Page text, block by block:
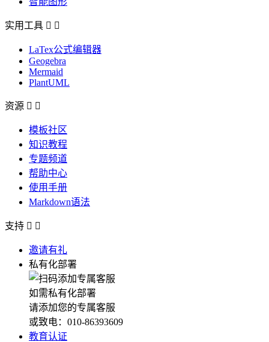
实用工具  
LaTex公式编辑器
Geogebra
Mermaid
PlantUML
资源  
模板社区
知识教程
专题频道
帮助中心
使用手册
Markdown语法
支持  
邀请有礼
私有化部署
如需私有化部署
请添加您的专属客服
或致电：010-86393609
教育认证